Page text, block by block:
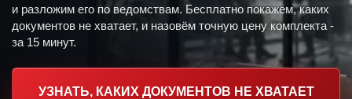
и разложим его по ведомствам. Бесплатно покажем, каких
документов не хватает, и назовём точную цену комплекта -
за 15 минут.
УЗНАТЬ, КАКИХ ДОКУМЕНТОВ НЕ ХВАТАЕТ